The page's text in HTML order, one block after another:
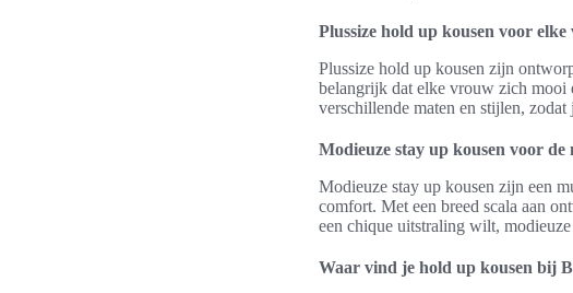
Plussize hold up kousen voor
Plussize hold up kousen zijn
belangrijk dat elke vrouw zich mooi
verschillende maten en stijlen,
Modieuze stay up kousen voor
Modieuze stay up kousen zijn een
comfort. Met een breed scala aan
een chique uitstraling wilt,
Waar vind je hold up kousen bij